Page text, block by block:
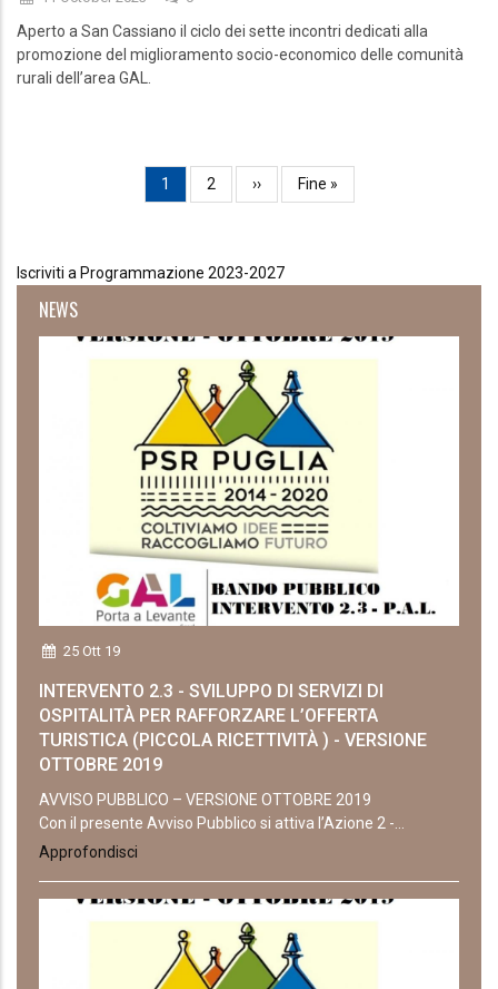
Aperto a San Cassiano il ciclo dei sette incontri dedicati alla
promozione del miglioramento socio-economico delle comunità
rurali dell’area GAL.
Pagina
attuale
1 Page
2
Pagina
successiva
››
Ultima
pagina
Fine »
Iscriviti a Programmazione 2023-2027
NEWS
25 Ott 19
INTERVENTO 2.3 - SVILUPPO DI SERVIZI DI
OSPITALITÀ PER RAFFORZARE L’OFFERTA
TURISTICA (PICCOLA RICETTIVITÀ ) - VERSIONE
OTTOBRE 2019
AVVISO PUBBLICO – VERSIONE OTTOBRE 2019
Con il presente Avviso Pubblico si attiva l’Azione 2 -...
Approfondisci